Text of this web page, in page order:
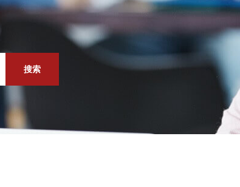
搜索